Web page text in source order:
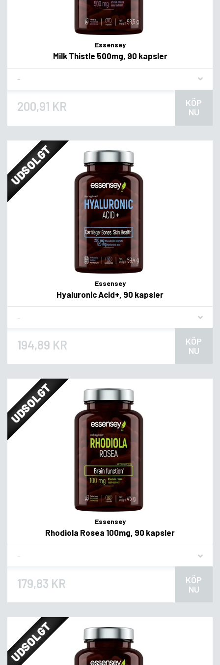
Essensey
Milk Thistle 500mg, 90 kapsler
200,91 KR
KÖP
NU
UDSOLGT
Essensey
Hyaluronic Acid+, 90 kapsler
194,89 KR
KÖP
NU
UDSOLGT
Essensey
Rhodiola Rosea 100mg, 90 kapsler
179,83 KR
KÖP
NU
UDSOLGT